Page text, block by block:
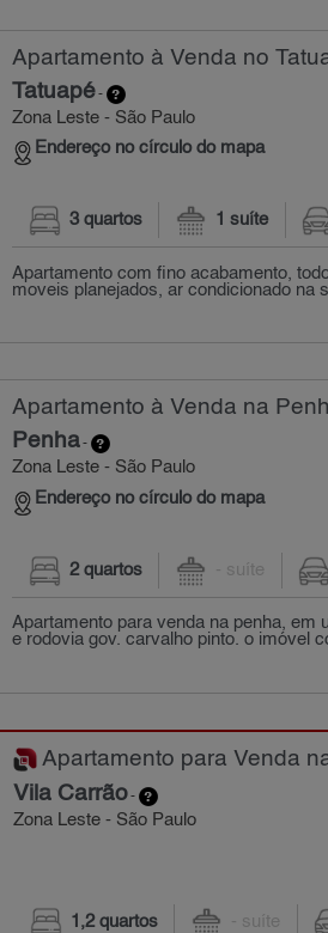
Apartamento à Venda no
Tatuapé-
Zona Leste - São Paulo
Endereço no círculo do mapa
3 quartos 1 suíte
Apartamento com fino acabamento,
moveis planejados, ar condicionado na
Apartamento à Venda na
Penha-
Zona Leste - São Paulo
Endereço no círculo do mapa
2 quartos - suíte
Apartamento para venda na penha, em
e rodovia gov. carvalho pinto. o imóvel
Apartamento para Venda
Vila Carrão-
Zona Leste - São Paulo
1,2 quartos - suíte